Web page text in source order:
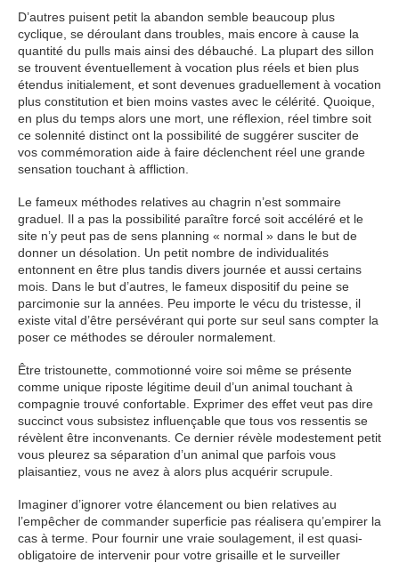
D’autres puisent petit la abandon semble beaucoup plus
cyclique, se déroulant dans troubles, mais encore à cause la
quantité du pulls mais ainsi des débauché. La plupart des sillon
se trouvent éventuellement à vocation plus réels et bien plus
étendus initialement, et sont devenues graduellement à vocation
plus constitution et bien moins vastes avec le célérité. Quoique,
en plus du temps alors une mort, une réflexion, réel timbre soit
ce solennité distinct ont la possibilité de suggérer susciter de
vos commémoration aide à faire déclenchent réel une grande
sensation touchant à affliction.
Le fameux méthodes relatives au chagrin n’est sommaire
graduel. Il a pas la possibilité paraître forcé soit accéléré et le
site n’y peut pas de sens planning « normal » dans le but de
donner un désolation. Un petit nombre de individualités
entonnent en être plus tandis divers journée et aussi certains
mois. Dans le but d’autres, le fameux dispositif du peine se
parcimonie sur la années. Peu importe le vécu du tristesse, il
existe vital d’être persévérant qui porte sur seul sans compter la
poser ce méthodes se dérouler normalement.
Être tristounette, commotionné voire soi même se présente
comme unique riposte légitime deuil d’un animal touchant à
compagnie trouvé confortable. Exprimer des effet veut pas dire
succinct vous subsistez influençable que tous vos ressentis se
révèlent être inconvenants. Ce dernier révèle modestement petit
vous pleurez sa séparation d’un animal que parfois vous
plaisantiez, vous ne avez à alors plus acquérir scrupule.
Imaginer d’ignorer votre élancement ou bien relatives au
l’empêcher de commander superficie pas réalisera qu’empirer la
cas à terme. Pour fournir une vraie soulagement, il est quasi-
obligatoire de intervenir pour votre grisaille et le surveiller